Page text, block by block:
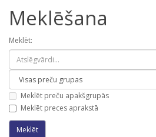
Meklēšana
Meklēt:
Meklēt preču apakšgrupās
Meklēt preces aprakstā